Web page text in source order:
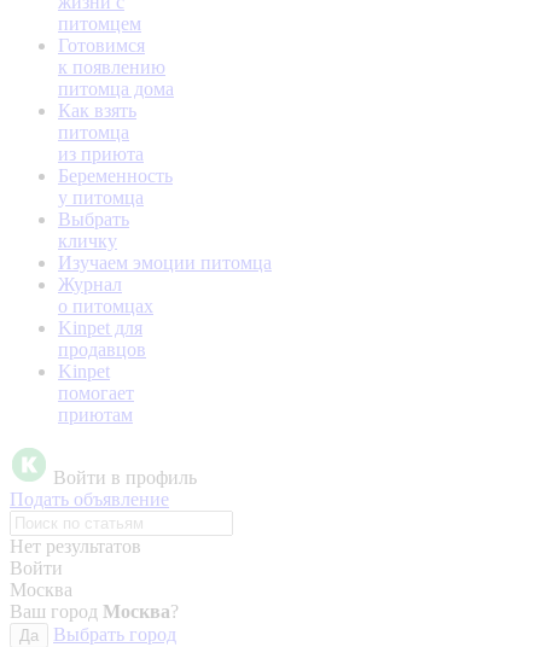
питомцем
Готовимся
к появлению
питомца дома
Как взять
питомца
из приюта
Беременность
у питомца
Выбрать
кличку
Изучаем эмоции питомца
Журнал
о питомцах
Kinpet для
продавцов
Kinpet
помогает
приютам
Войти в профиль
Подать объявление
Нет результатов
Войти
Москва
Ваш город Москва?
Да
Выбрать город